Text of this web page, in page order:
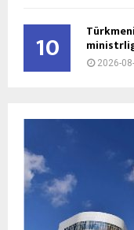
10 2026-